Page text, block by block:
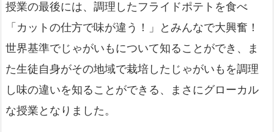
授業の最後には、調理したフライドポテトを食べ
「カットの仕方で味が違う！」とみんなで大興奮！
世界基準でじゃがいもについて知ることができ、ま
た生徒自身がその地域で栽培したじゃがいもを調理
し味の違いを知ることができる、まさにグローカル
な授業となりました。